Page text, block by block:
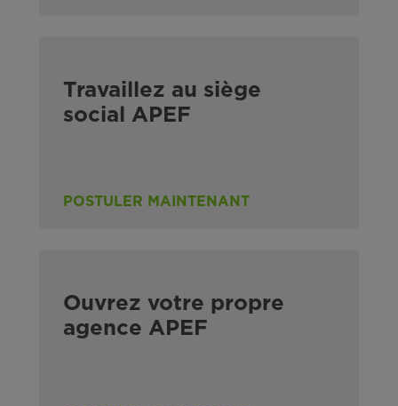
Travaillez au siège
social APEF
POSTULER MAINTENANT
Ouvrez votre propre
agence APEF